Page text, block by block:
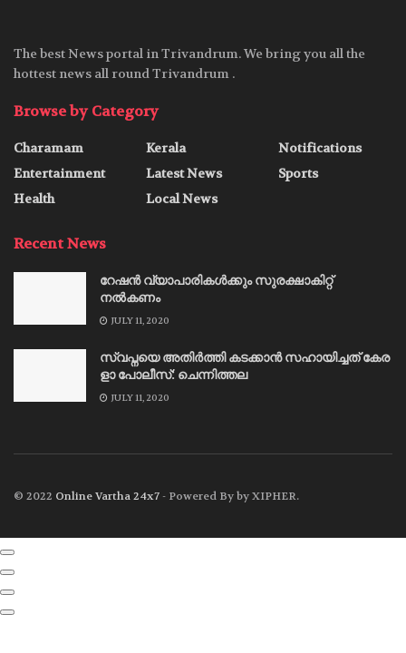
The best News portal in Trivandrum. We bring you all the
hottest news all round Trivandrum .
Browse by Category
Charamam
Entertainment
Health
Kerala
Latest News
Local News
Notifications
Sports
Recent News
റേഷന്‍ വ്യാപാരികള്‍ക്കും സുരക്ഷാകിറ്റ്
നല്‍കണം
JULY 11, 2020
സ്വ​പ്ന​യെ അ​തി​ര്‍​ത്തി ക​ട​ക്കാ​ന്‍ സ​ഹാ​യി​ച്ച​ത് കേ​ര​
ളാ പോ​ലീ​സ്: ചെ​ന്നി​ത്ത​ല
JULY 11, 2020
© 2022 Online Vartha 24x7- Powered By by XIPHER.
Selected